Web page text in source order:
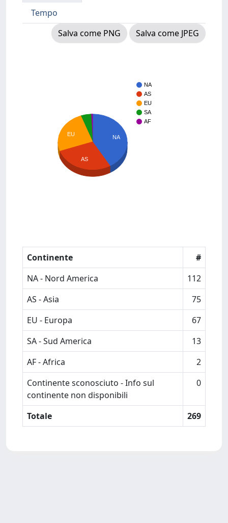
Tempo
Salva come PNG
Salva come JPEG
NA
AS
EU
SA
AF
NA
EU
AS
Continente
#
NA - Nord America
112
AS - Asia
75
EU - Europa
67
SA - Sud America
13
AF - Africa
2
Continente sconosciuto - Info sul
continente non disponibili
0
Totale 269